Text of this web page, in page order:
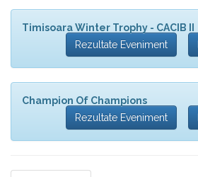
Timisoara Winter Trophy - CACIB II
Rezultate Eveniment
Champion Of Champions
Rezultate Eveniment